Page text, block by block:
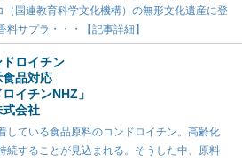
（国連教育科学文化機構）の無形文化遺産に登
サプラ・・・【記事詳細】
ロイチン
品対応
ロイチンNHZ」
式会社
している食品原料のコンドロイチン。高齢化
続することが見込まれる。そうした中、原料